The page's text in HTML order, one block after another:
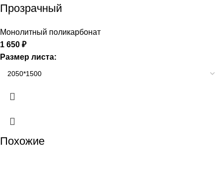
Прозрачный
Монолитный поликарбонат
1 650 ₽
Размер листа:
Похожие